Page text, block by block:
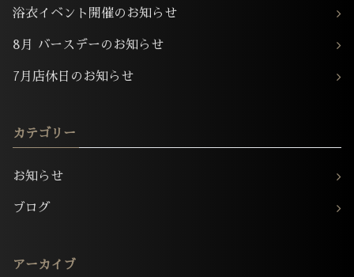
浴衣イベント開催のお知らせ
8月 バースデーのお知らせ
7月店休日のお知らせ
カテゴリー
お知らせ
ブログ
アーカイブ